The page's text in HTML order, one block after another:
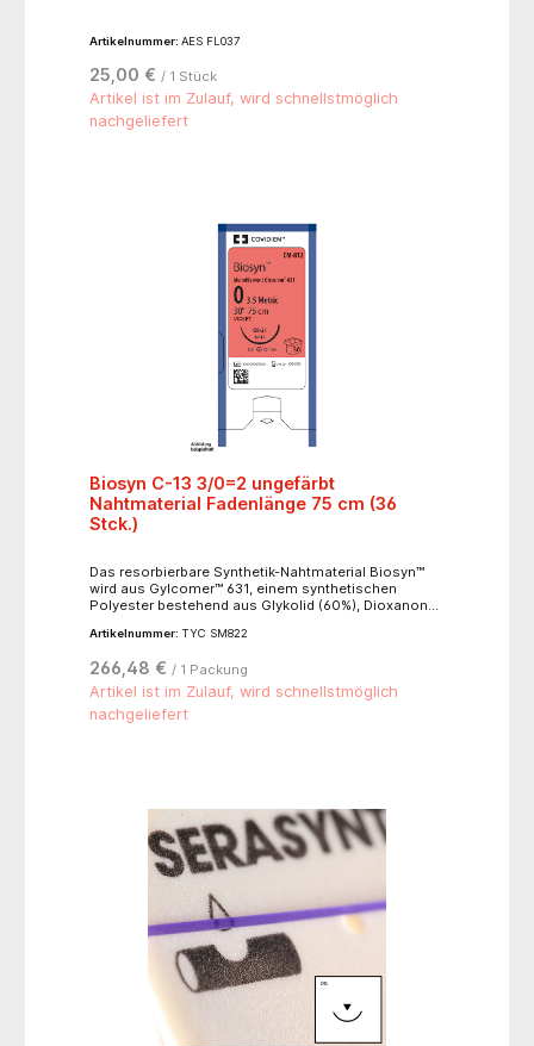
Artikelnummer: AES FL037
25,00 € / 1 Stück
Artikel ist im Zulauf, wird schnellstmöglich
nachgeliefert
Biosyn C-13 3/0=2 ungefärbt
Nahtmaterial Fadenlänge 75 cm (36
Stck.)
Das resorbierbare Synthetik-Nahtmaterial Biosyn™
wird aus Gylcomer™ 631, einem synthetischen
Polyester bestehend aus Glykolid (60%), Dioxanon
allgemeinen Adaption und/oder Ligatur von
Eingriffsverfahren), jedoch nicht bei kardiovaskulären
oder neurologischen Eingriffsverfahren.- monofil-
unbeschichtet- ausgezeichnete Anfangsstärke-
exzellente in-vivo Stärke über die kritische Periode
USP- 3/8 Kreis Schneidend 19 mm
Artikelnummer: TYC SM822
266,48 € / 1 Packung
Artikel ist im Zulauf, wird schnellstmöglich
nachgeliefert